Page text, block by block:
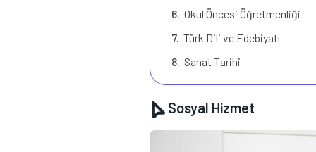
Okul Öncesi Öğretmenliği
Türk Dili ve Edebiyatı
Sanat Tarihi
Sosyal Hizmet